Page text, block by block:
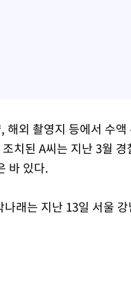
외 촬영지 등에서 수
치된 A씨는 지난 3월
바 있다.
래는 지난 13일 서울